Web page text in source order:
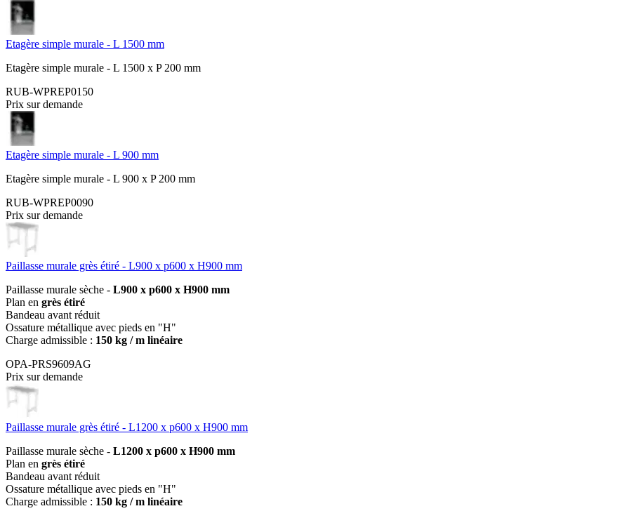
Etagère simple murale - L 1500 mm
Etagère simple murale - L 1500 x P 200 mm
RUB-WPREP0150
Prix sur demande
Etagère simple murale - L 900 mm
Etagère simple murale - L 900 x P 200 mm
RUB-WPREP0090
Prix sur demande
Paillasse murale grès étiré - L900 x p600 x H900 mm
Paillasse murale sèche - L900 x p600 x H900 mm
Plan en grès étiré
Bandeau avant réduit
Ossature métallique avec pieds en "H"
Charge admissible : 150 kg / m linéaire
OPA-PRS9609AG
Prix sur demande
Paillasse murale grès étiré - L1200 x p600 x H900 mm
Paillasse murale sèche - L1200 x p600 x H900 mm
Plan en grès étiré
Bandeau avant réduit
Ossature métallique avec pieds en "H"
Charge admissible : 150 kg / m linéaire